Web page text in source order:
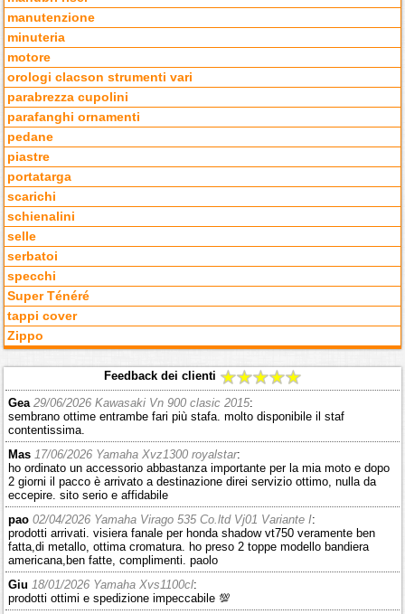
manutenzione
minuteria
motore
orologi clacson strumenti vari
parabrezza cupolini
parafanghi ornamenti
pedane
piastre
portatarga
scarichi
schienalini
selle
serbatoi
specchi
Super Ténéré
tappi cover
Zippo
Feedback dei clienti
Gea 29/06/2026 Kawasaki Vn 900 clasic 2015:
sembrano ottime entrambe fari più stafa. molto disponibile il staf
contentissima.
Mas 17/06/2026 Yamaha Xvz1300 royalstar:
ho ordinato un accessorio abbastanza importante per la mia moto e dopo
2 giorni il pacco è arrivato a destinazione direi servizio ottimo, nulla da
eccepire. sito serio e affidabile
pao 02/04/2026 Yamaha Virago 535 Co.ltd Vj01 Variante I:
prodotti arrivati. visiera fanale per honda shadow vt750 veramente ben
fatta,di metallo, ottima cromatura. ho preso 2 toppe modello bandiera
americana,ben fatte, complimenti. paolo
Giu 18/01/2026 Yamaha Xvs1100cl:
prodotti ottimi e spedizione impeccabile 💯